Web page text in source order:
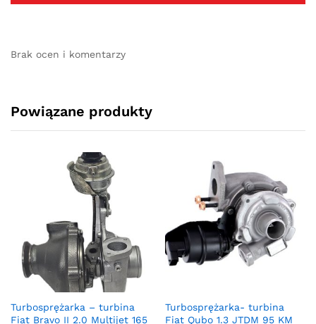
Brak ocen i komentarzy
Powiązane produkty
Turbosprężarka – turbina
Fiat Bravo II 2.0 Multijet 165
Turbosprężarka- turbina
Fiat Qubo 1.3 JTDM 95 KM